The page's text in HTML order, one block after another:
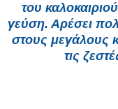
του
γεύση. Αρέσει
στους μεγάλους
τις